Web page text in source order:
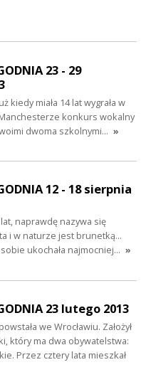
23 - 29
kiedy miała 14 lat wygrała w
konkurs wokalny
dwoma szkolnymi… »
12 - 18 sierpnia
lat, naprawdę nazywa się
i w naturze jest brunetką...
ukochała najmocniej… »
23 lutego 2013
we Wrocławiu. Założył
który ma dwa obywatelstwa:
Przez cztery lata mieszkał